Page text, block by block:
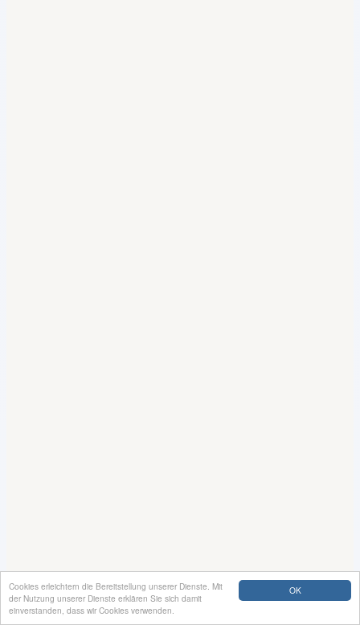
OK
Cookies erleichtern die Bereitstellung unserer Dienste. Mit
der Nutzung unserer Dienste erklären Sie sich damit
einverstanden, dass wir Cookies verwenden.